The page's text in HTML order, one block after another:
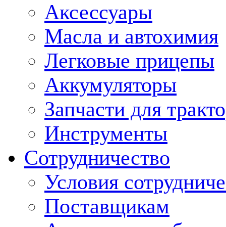
Аксессуары
Масла и автохимия
Легковые прицепы
Аккумуляторы
Запчасти для
Инструменты
Сотрудничество
Условия
Поставщикам